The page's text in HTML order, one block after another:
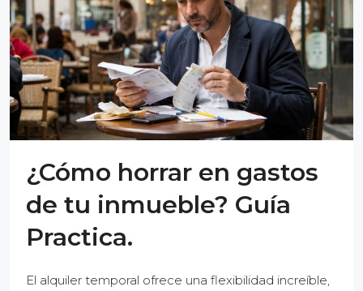
¿Cómo horrar en gastos
de tu inmueble? Guía
Practica.
El alquiler temporal ofrece una flexibilidad increíble,